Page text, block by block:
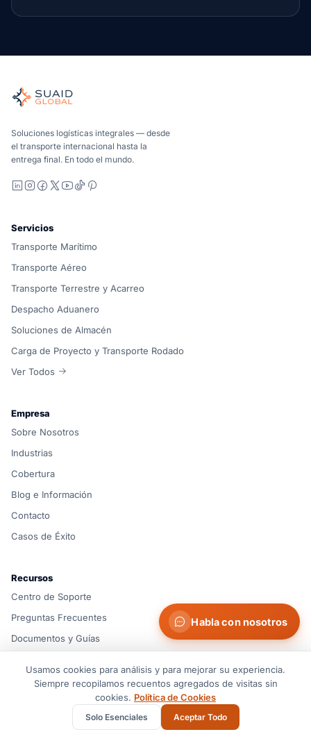
Agente de carga independiente para océano, aire, tierra,
Marítimo, aéreo y terrestre, comparados de forma
Soluciones logísticas integrales — desde
el transporte internacional hasta la
entrega final. En todo el mundo.
LinkedIn
Instagram
Facebook
X YouTube
TikTok
Servicios
Transporte Marítimo
Transporte Aéreo
Transporte Terrestre y Acarreo
Despacho Aduanero
Soluciones de Almacén
Carga de Proyecto y Transporte Rodado
Ver Todos
Empresa
Sobre Nosotros
Industrias
Cobertura
Blog e Información
Contacto
Casos de Éxito
Recursos
Centro de Soporte
Preguntas Frecuentes
Documentos y Guías
Rutas de Envío
Herramientas Logísticas
Calculadora de Flete
Habla con nosotros
Usamos cookies para análisis y para mejorar su experiencia.
Siempre recopilamos recuentos agregados de visitas sin
cookies. Política de Cookies
Solo Esenciales Aceptar Todo